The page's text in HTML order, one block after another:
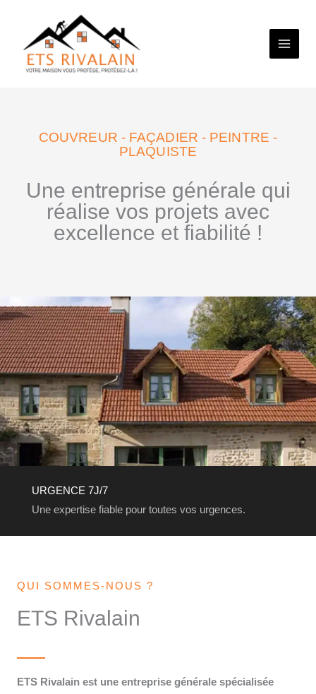
contenu
COUVREUR - FAÇADIER - PEINTRE -
PLAQUISTE
Une entreprise générale qui
réalise vos projets avec
excellence et fiabilité !
URGENCE 7J/7
Une expertise fiable pour toutes vos urgences.
QUI SOMMES-NOUS ?
ETS Rivalain
ETS Rivalain est une entreprise générale spécialisée